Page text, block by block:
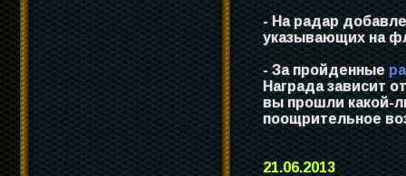
- На радар
указывающих на
- За пройденные
Награда зависит
вы прошли какой-
поощрительное
21.06.2013